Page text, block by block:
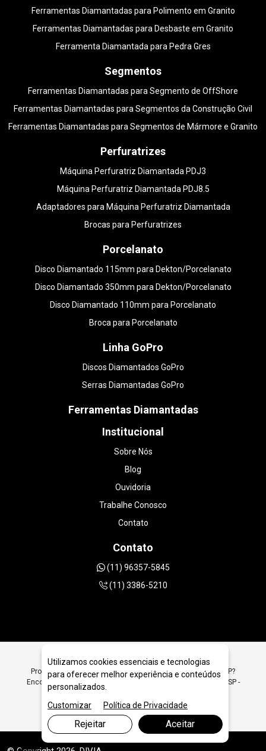
Ferramentas Diamantadas para Polimento em Granito
Ferramentas Diamantadas para Desbaste em Granito
Ferramenta Diamantada para Pedra Gres
Segmentos
Ferramentas Diamantadas para Segmento de OffShore
Ferramentas Diamantadas para Segmentos da Construção Civil
Ferramentas Diamantadas para Segmentos de Mármore e Granito
Perfuratrizes
Máquina Perfuratriz Diamantada PDJ3
Máquina Perfuratriz Diamantada PDJ8.5
Adaptadores para Máquina Perfuratriz Diamantada
Brocas para Perfuratrizes
Porcelanato
Disco Diamantado 115mm para Dekton/Porcelanato
Disco Diamantado 350mm para Dekton/Porcelanato
Disco Diamantado 110mm para Porcelanato
Broca para Porcelanato
Linha GoPro
Discos Diamantados GoPro
Serras Diamantadas GoPro
Ferramentas Diamantadas
Institucional
Sobre Nós
Blog
Ouvidoria
Trabalhe Conosco
Contato
Contato
(11) 96357-5845
(11) 3386-5210
Procurando Disco de Desbaste Diamantado em São Paulo SP?
Encontre Aqui Disco de Desbaste Diamantado em São Paulo SP -
Utilizamos cookies essenciais e tecnologias
para oferecer melhor experiência e conteúdos
personalizados.
Customizar
Política de Privacidade
Rejeitar Aceitar